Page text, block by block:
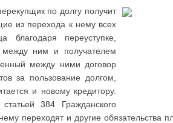
по долгу получит
из перехода к нему всех
благодаря переуступке,
между ним и получателем
между ними договор
за пользование долгом,
и новому кредитору.
384 Гражданского
переходят и другие обязательства